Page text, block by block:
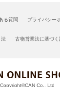
る質問 プライバシー
法 古物営業法に基づく
Copyright©CAN Co., Ltd